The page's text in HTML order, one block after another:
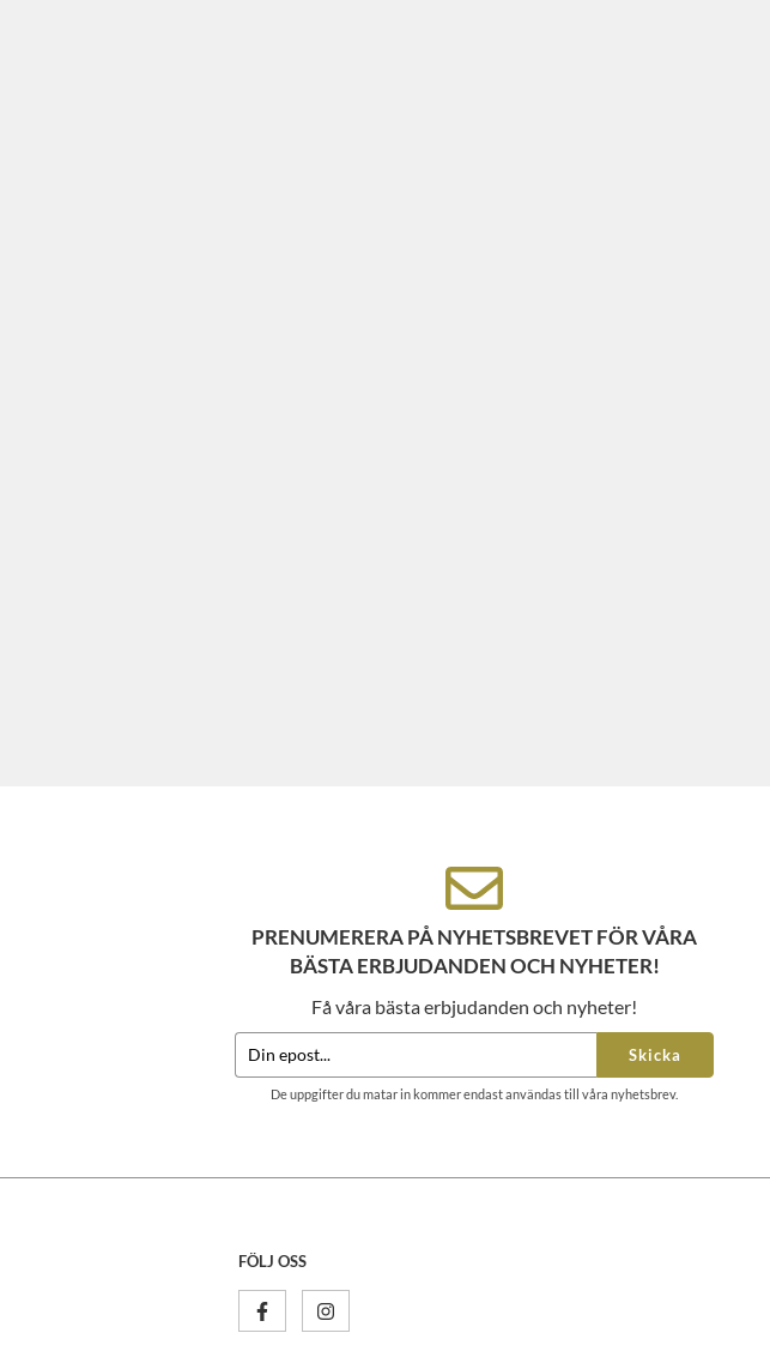
PRENUMERERA PÅ NYHETSBREVET FÖR VÅRA
BÄSTA ERBJUDANDEN OCH NYHETER!
Få våra bästa erbjudanden och nyheter!
Skicka
De uppgifter du matar in kommer endast användas till våra nyhetsbrev.
FÖLJ OSS